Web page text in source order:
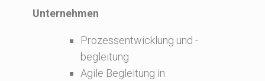
Unternehmen
Prozessentwicklung und -
begleitung
Agile Begleitung in